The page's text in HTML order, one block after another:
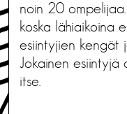
noin 20
koska lähiaikoina
esiintyjien kengät
Jokainen esiintyjä
itse.